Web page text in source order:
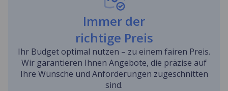
Immer der
richtige Preis
Ihr Budget optimal nutzen – zu einem fairen Preis.
Wir garantieren Ihnen Angebote, die präzise auf
Ihre Wünsche und Anforderungen zugeschnitten
sind.